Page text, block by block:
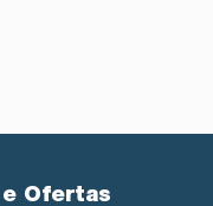
e Ofertas